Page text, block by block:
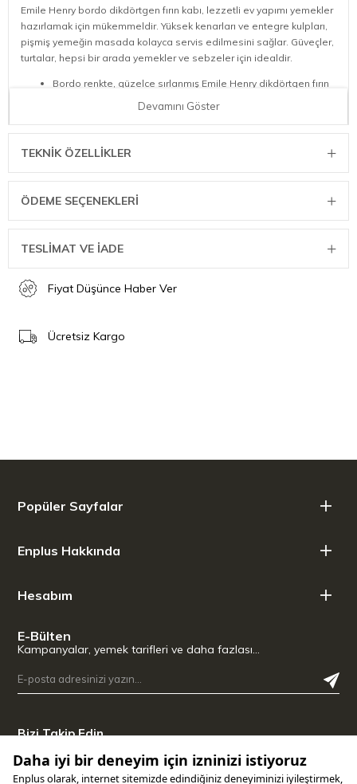
Emile Henry bordo dikdörtgen fırın kabı, lezzetli ev yapımı yemekler
hazırlamak için mükemmeldir. Yüksek kenarları ve entegre kulpları,
pişmiş yemeğin masada kolayca servis edilmesini sağlar. Güveçler,
turtalar, hepsi bir arada yemekler ve sebzeler için idealdir.
Bordo renkte, güzelce sırlanmış Emile Henry dikdörtgen fırın
kabı Fransa'da üretilmiştir.
ve nikel içermez.
Ölçüler: 42,5 x 28 x 8 cm. Kapasite 4 litre
mikrodalga fırın, derin dondurucu ve bulaşık makinesinde
kullanıma uygundur.
Devamını Göster
TEKNIK ÖZELLIKLER
ÖDEME SEÇENEKLERI
TESLİMAT VE İADE
Fiyat Düşünce Haber Ver
Ücretsiz Kargo
Popüler Sayfalar
Enplus Hakkında
Hesabım
E-Bülten
Kampanyalar, yemek tarifleri ve daha fazlası…
Bizi Takip Edin